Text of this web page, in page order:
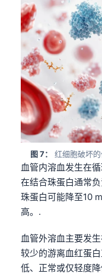
图 7： 红细胞破坏
血管内溶血发生在
在结合珠蛋白通常
珠蛋白可能降至10
高。.
血管外溶血主要发
较少的游离血红蛋
低、正常或仅轻度